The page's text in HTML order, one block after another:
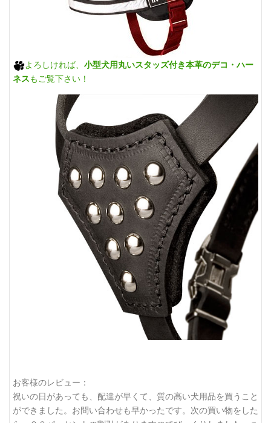
よろしければ、 小型犬用丸いスタッズ付き本革のデコ・ハー
ネスもご覧下さい！
お客様のレビュー：
祝いの日があっても、配達が早くて、質の高い犬用品を買うこと
ができました。お問い合わせも早かったです。次の買い物をした